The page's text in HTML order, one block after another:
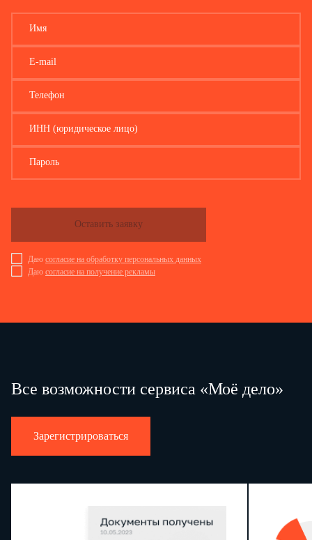
Имя
E-mail
Телефон
ИНН (юридическое лицо)
Пароль
Даю согласие на обработку персональных данных
Даю согласие на получение рекламы
Оставить заявку
Все возможности сервиса «Моё дело»
Зарегистрироваться